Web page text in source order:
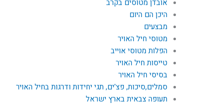
אובדן מטוסים בקרב
היכן הם היום
מבצעים
מטוסי חיל האויר
הפלות מטוסי אוייב
טייסות חיל האויר
בסיסי חיל האויר
סמלים,סיכות, פצ'ים, תגי יחידות ודרגות בחיל האויר
תעופה צבאית בארץ ישראל